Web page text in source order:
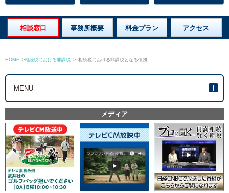
相談窓口 事務所概要 料金プラン アクセス
HOME >相続税における非課税 > 相続税における非課税となる債務
MENU
メディア